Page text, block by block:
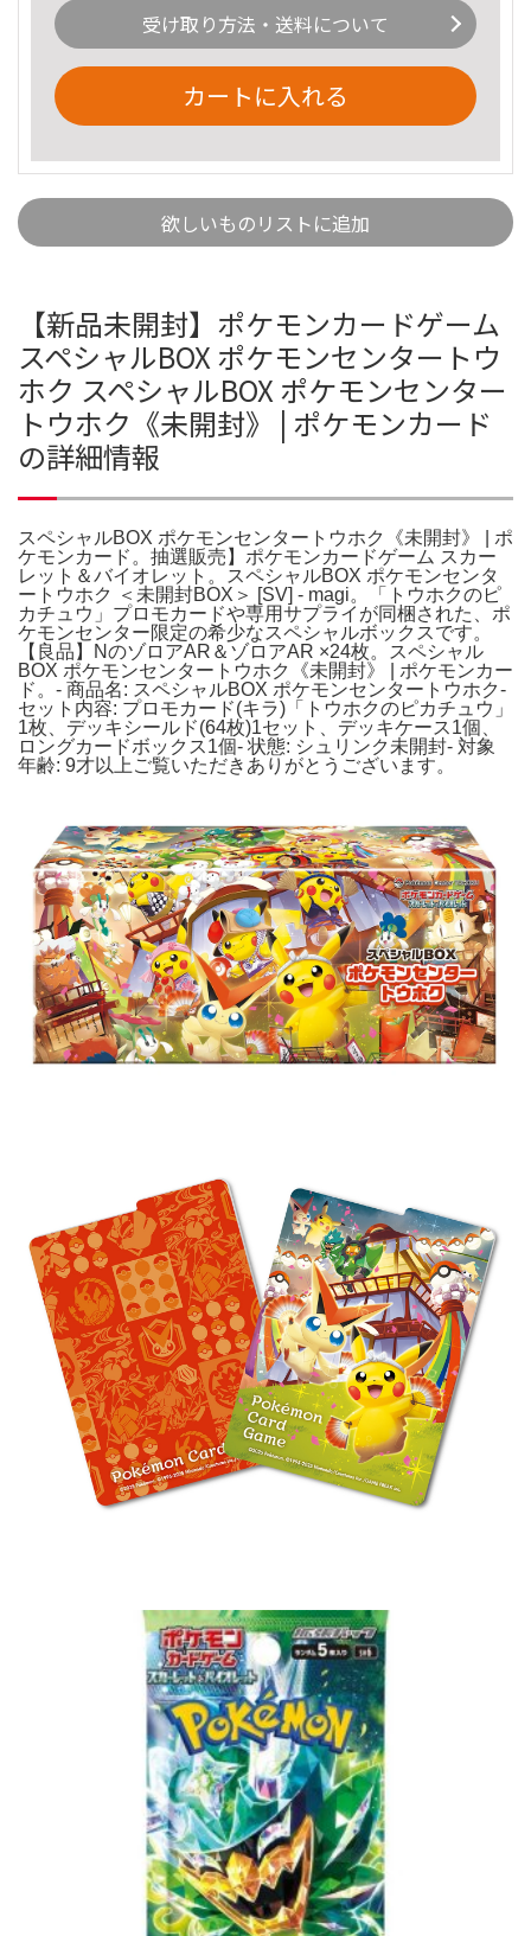
受け取り方法・送料について
カートに入れる
欲しいものリストに追加
【新品未開封】ポケモンカードゲーム
スペシャルBOX ポケモンセンタートウ
ホク スペシャルBOX ポケモンセンター
トウホク《未開封》 | ポケモンカード
の詳細情報
スペシャルBOX ポケモンセンタートウホク《未開封》 | ポ
ケモンカード。抽選販売】ポケモンカードゲーム スカー
レット＆バイオレット。スペシャルBOX ポケモンセンタ
ートウホク ＜未開封BOX＞ [SV] - magi。「トウホクのピ
カチュウ」プロモカードや専用サプライが同梱された、ポ
ケモンセンター限定の希少なスペシャルボックスです。
【良品】NのゾロアAR＆ゾロアAR ×24枚。スペシャル
BOX ポケモンセンタートウホク《未開封》 | ポケモンカー
ド。- 商品名: スペシャルBOX ポケモンセンタートウホク-
セット内容: プロモカード(キラ)「トウホクのピカチュウ」
1枚、デッキシールド(64枚)1セット、デッキケース1個、
ロングカードボックス1個- 状態: シュリンク未開封- 対象
年齢: 9才以上ご覧いただきありがとうございます。